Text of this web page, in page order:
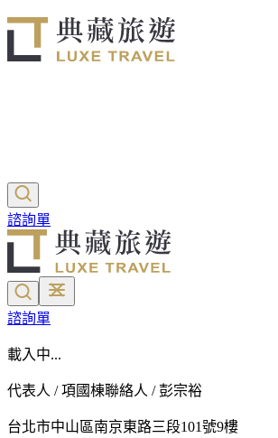
諮詢單
諮詢單
載入中...
代表人 / 項國棟聯絡人 / 彭宗裕
台北市中山區南京東路三段101號9樓